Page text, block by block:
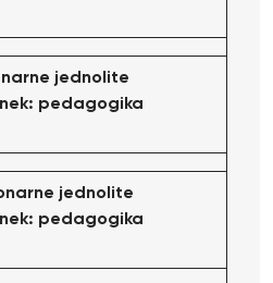
jednolite
pedagogika
jednolite
pedagogika